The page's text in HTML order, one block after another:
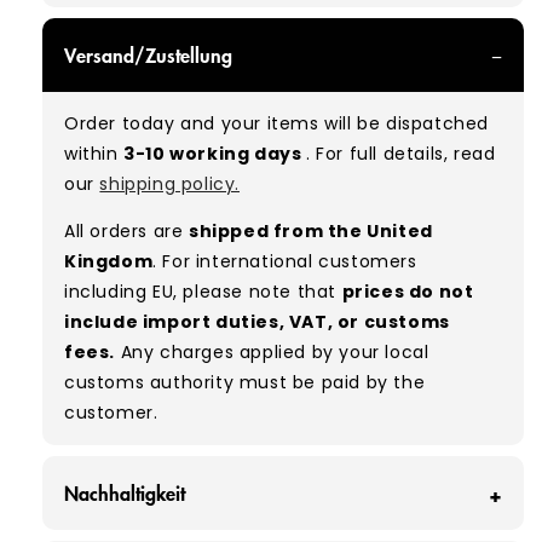
can expect items that are in great condition
with minimal signs of wear. While they are
used, they remain free of significant defects
and are in excellent shape overall.
Please note:As these are vintage/used
garments, a small percentage (5–10%) may
have minor flaws such as small tears, holes, or
stains. While we carefully inspect all items, a
degree of human error is possible. Condition
can vary slightly between pieces, and some
Versand/Zustellung
Order today and your items will be dispatched
within 3-10 working days. For full details, read
ourshipping policy.
All orders are shipped from the United
Kingdom. For international customers
including EU, please note that prices do not
include import duties, VAT, or customs
fees. Any charges applied by your local
customs authority must be paid by the
customer.
Nachhaltigkeit